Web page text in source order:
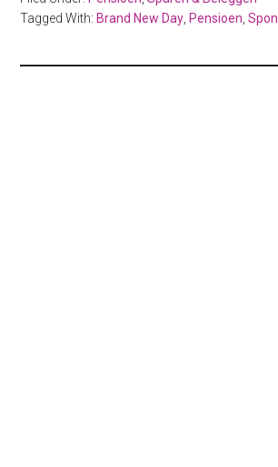
Tagged With: Brand New Day Pensioen ,Spon